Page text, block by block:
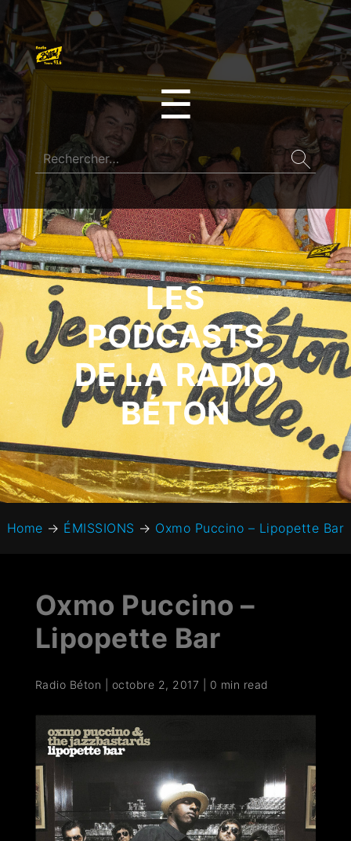
☰
LES
PODCASTS
DE LA RADIO
BÉTON
Home → ÉMISSIONS → Oxmo Puccino – Lipopette Bar
Oxmo Puccino –
Lipopette Bar
Radio Béton octobre 2, 2017 0 min read